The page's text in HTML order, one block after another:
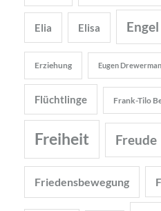
Elia Elisa Engel
Erziehung Eugen
Flüchtlinge Frank-Tilo
Freiheit Freude
Friedensbewegung